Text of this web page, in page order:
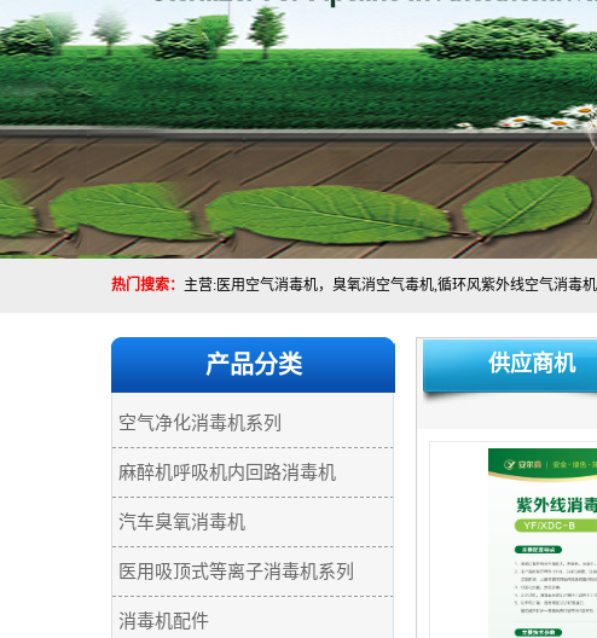
热门搜索：
产品分类
空气净化消毒机系列
麻醉机呼吸机内回路消毒机
汽车臭氧消毒机
医用吸顶式等离子消毒机系列
消毒机配件
供应商机